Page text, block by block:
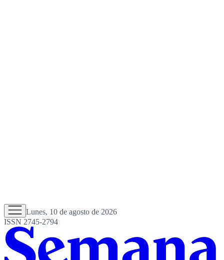
Lunes, 10 de agosto de 2026
ISSN 2745-2794